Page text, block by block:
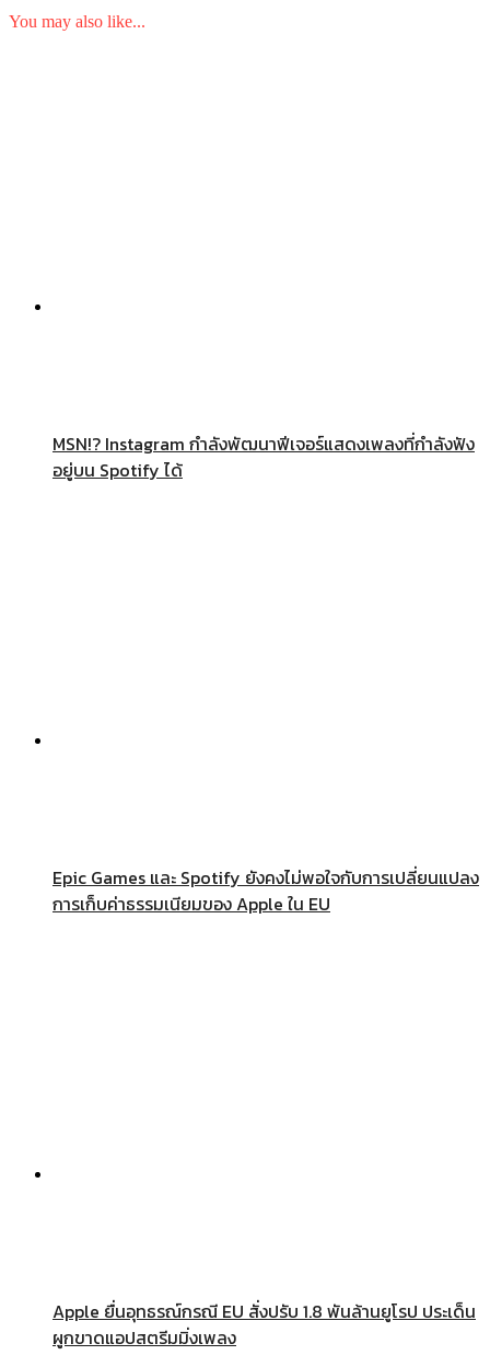
You may also like...
MSN!? Instagram กำลังพัฒนาฟีเจอร์แสดงเพลงที่กำลังฟัง
อยู่บน Spotify ได้
Epic Games และ Spotify ยังคงไม่พอใจกับการเปลี่ยนแปลง
การเก็บค่าธรรมเนียมของ Apple ใน EU
Apple ยื่นอุทธรณ์กรณี EU สั่งปรับ 1.8 พันล้านยูโรป ประเด็น
ผูกขาดแอปสตรีมมิ่งเพลง